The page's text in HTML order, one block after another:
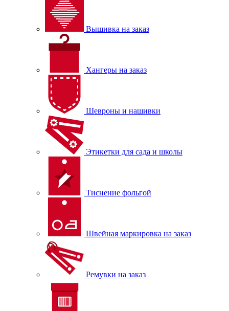
Вышивка на заказ
Хангеры на заказ
Шевроны и нашивки
Этикетки для сада и школы
Тиснение фольгой
Швейная маркировка на заказ
Ремувки на заказ